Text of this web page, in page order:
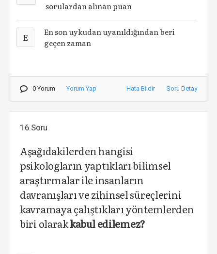
sorulardan alınan puan
E
En son uykudan uyanıldığından beri
geçen zaman
0 Yorum Yorum Yap Hata Bildir Soru Detay
16.Soru
Aşağıdakilerden hangisi
psikologların yaptıkları bilimsel
araştırmalar ile insanların
davranışları ve zihinsel süreçlerini
kavramaya çalıştıkları yöntemlerden
biri olarakkabul edilemez?